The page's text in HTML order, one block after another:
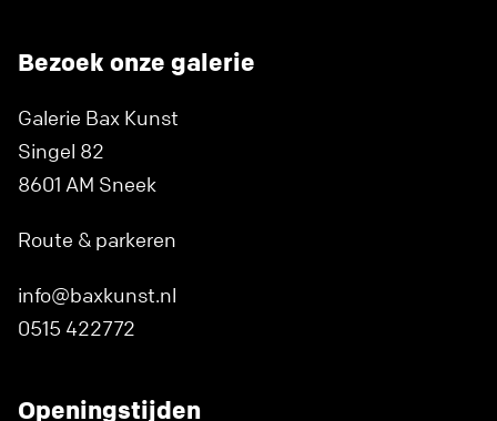
Bezoek onze galerie
Galerie Bax Kunst
Singel 82
8601 AM Sneek
Route & parkeren
info@baxkunst.nl
0515 422772
Openingstijden